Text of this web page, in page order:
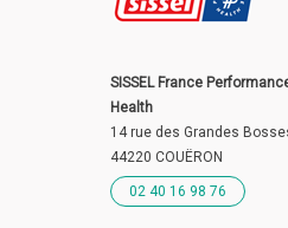
SISSEL France
Health
14 rue des Grandes
44220 COUËRON
02 40 16 98 76